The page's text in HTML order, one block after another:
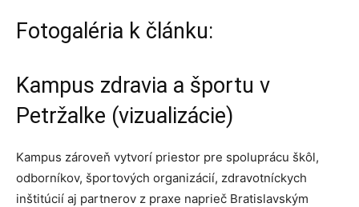
Fotogaléria k článku:
Kampus zdravia a športu v
Petržalke (vizualizácie)
Kampus zároveň vytvorí priestor pre spoluprácu škôl,
odborníkov, športových organizácií, zdravotníckych
inštitúcií aj partnerov z praxe naprieč Bratislavským